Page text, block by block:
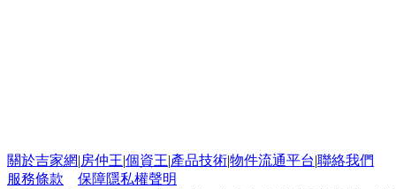
關於吉家網|房仲王|個資王|產品技術|物件流通平台|聯絡我們
服務條款
保障隱私權聲明